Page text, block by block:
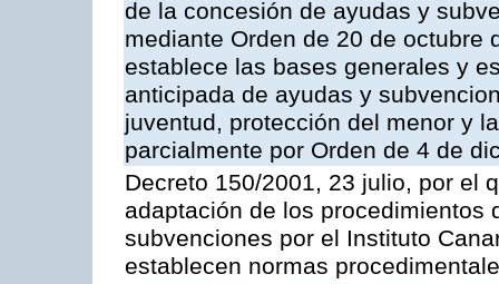
de la concesión de ayudas y
mediante Orden de 20 de octubre
establece las bases generales y
anticipada de ayudas y
juventud, protección del menor y
parcialmente por Orden de 4 de
Decreto 150/2001, 23 julio, por el
adaptación de los procedimientos
subvenciones por el Instituto
establecen normas